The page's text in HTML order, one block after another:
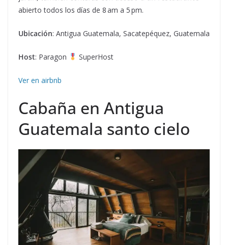
abierto todos los días de 8 am a 5 pm.
Ubicación: Antigua Guatemala, Sacatepéquez, Guatemala
Host: Paragon SuperHost
Ver en airbnb
Cabaña en Antigua
Guatemala santo cielo